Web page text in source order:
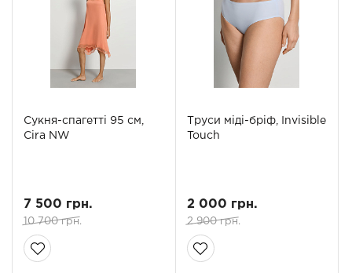
Сукня-спагетті 95 см,
Cira NW
7 500 грн.
10 700 грн.
Труси міді-бріф, Invisible
Touch
2 000 грн.
2 900 грн.